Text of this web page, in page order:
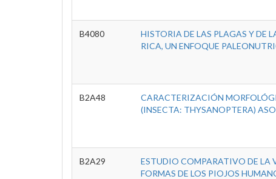
B4080
HISTORIA DE LAS PLAGAS Y DE
RICA, UN ENFOQUE
B2A48
CARACTERIZACIÓN
(INSECTA: THYSANOPTERA)
B2A29
ESTUDIO COMPARATIVO DE LA
FORMAS DE LOS PIOJOS